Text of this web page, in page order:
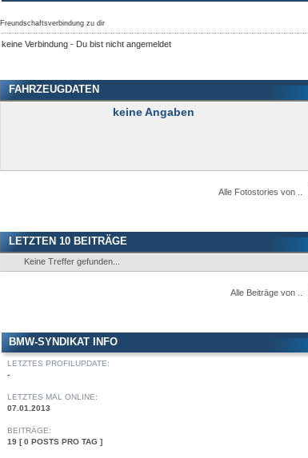
Freundschaftsverbindung zu dir
keine Verbindung - Du bist nicht angemeldet
FAHRZEUGDATEN
keine Angaben
Alle Fotostories von ..
LETZTEN 10 BEITRÄGE
Keine Treffer gefunden...
Alle Beiträge von ..
BMW-SYNDIKAT INFO
LETZTES PROFILUPDATE:
-
LETZTES MAL ONLINE:
07.01.2013
BEITRÄGE:
19 [ 0 POSTS PRO TAG ]